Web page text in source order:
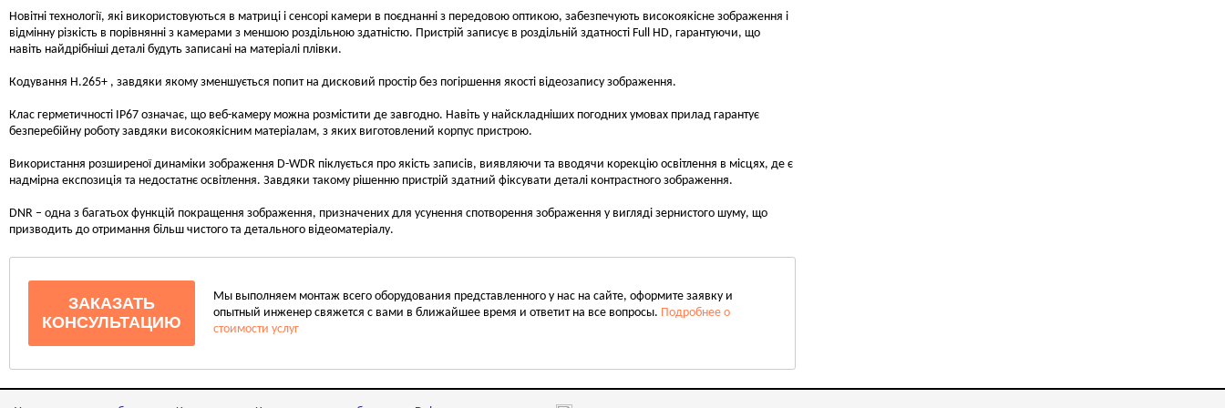
Новітні технології, які використовуються в матриці і сенсорі камери в поєднанні з передовою оптикою, забезпечують високоякісне зображення і
відмінну різкість в порівнянні з камерами з меншою роздільною здатністю. Пристрій записує в роздільній здатності Full HD, гарантуючи, що
навіть найдрібніші деталі будуть записані на матеріалі плівки.
Кодування H.265+ , завдяки якому зменшується попит на дисковий простір без погіршення якості відеозапису зображення.
Клас герметичності IP67 означає, що веб-камеру можна розмістити де завгодно. Навіть у найскладніших погодних умовах прилад гарантує
безперебійну роботу завдяки високоякісним матеріалам, з яких виготовлений корпус пристрою.
Використання розширеної динаміки зображення D-WDR піклується про якість записів, виявляючи та вводячи корекцію освітлення в місцях, де є
надмірна експозиція та недостатнє освітлення. Завдяки такому рішенню пристрій здатний фіксувати деталі контрастного зображення.
DNR – одна з багатьох функцій покращення зображення, призначених для усунення спотворення зображення у вигляді зернистого шуму, що
призводить до отримання більш чистого та детального відеоматеріалу.
ЗАКАЗАТЬ
КОНСУЛЬТАЦИЮ
Мы выполняем монтаж всего оборудования представленного у нас на сайте, оформите заявку и
опытный инженер свяжется с вами в ближайшее время и ответит на все вопросы. Подробнее о
стоимости услуг